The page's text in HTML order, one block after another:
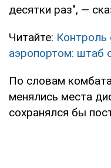
десятки раз", —
Читайте:
аэропортом: штаб
По словам
менялись места
сохранялся бы